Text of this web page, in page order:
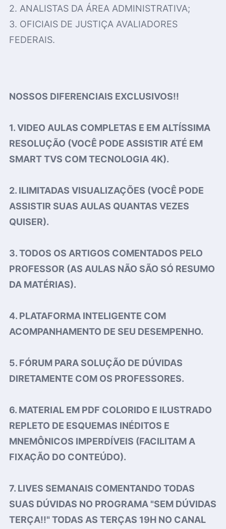
2. ANALISTAS DA ÁREA ADMINISTRATIVA;
3. OFICIAIS DE JUSTIÇA AVALIADORES
FEDERAIS.
NOSSOS DIFERENCIAIS EXCLUSIVOS!!
1. VIDEO AULAS COMPLETAS E EM ALTÍSSIMA
RESOLUÇÃO (VOCÊ PODE ASSISTIR ATÉ EM
SMART TVS COM TECNOLOGIA 4K).
2. ILIMITADAS VISUALIZAÇÕES (VOCÊ PODE
ASSISTIR SUAS AULAS QUANTAS VEZES
QUISER).
3. TODOS OS ARTIGOS COMENTADOS PELO
PROFESSOR (AS AULAS NÃO SÃO SÓ RESUMO
DA MATÉRIAS).
4. PLATAFORMA INTELIGENTE COM
ACOMPANHAMENTO DE SEU DESEMPENHO.
5. FÓRUM PARA SOLUÇÃO DE DÚVIDAS
DIRETAMENTE COM OS PROFESSORES.
6. MATERIAL EM PDF COLORIDO E ILUSTRADO
REPLETO DE ESQUEMAS INÉDITOS E
MNEMÔNICOS IMPERDÍVEIS (FACILITAM A
FIXAÇÃO DO CONTEÚDO).
7. LIVES SEMANAIS COMENTANDO TODAS
SUAS DÚVIDAS NO PROGRAMA "SEM DÚVIDAS
TERÇA!!" TODAS AS TERÇAS 19H NO CANAL